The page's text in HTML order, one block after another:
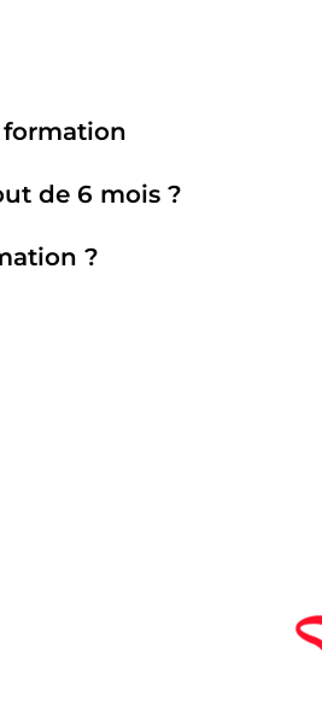
formation
de 6 mois ?
?